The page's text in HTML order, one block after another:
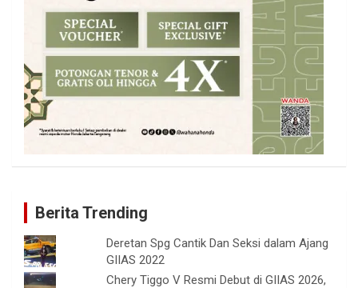
Berita Trending
Deretan Spg Cantik Dan Seksi dalam Ajang
GIIAS 2022
Chery Tiggo V Resmi Debut di GIIAS 2026,